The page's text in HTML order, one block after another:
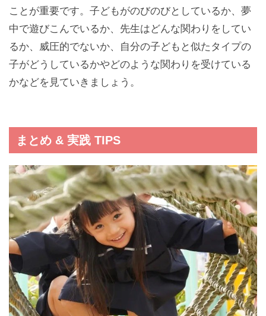
ことが重要です。子どもがのびのびとしているか、夢
中で遊びこんでいるか、先生はどんな関わりをしてい
るか、威圧的でないか、自分の子どもと似たタイプの
子がどうしているかやどのような関わりを受けている
かなどを見ていきましょう。
まとめ & 実践 TIPS